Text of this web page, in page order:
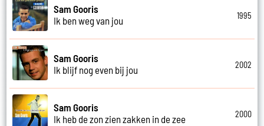
Sam Gooris
Ik ben weg van jou
1995
Sam Gooris
Ik blijf nog even bij jou
2002
Sam Gooris
Ik heb de zon zien zakken in de zee
2000